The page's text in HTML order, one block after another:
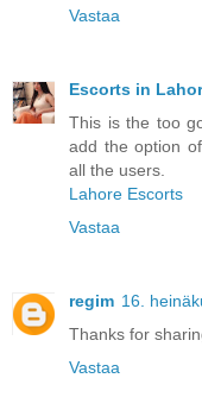
Vastaa
Escorts in
This is the too
add the option
all the users.
Lahore Escorts
Vastaa
regim 16.
Thanks for
Vastaa